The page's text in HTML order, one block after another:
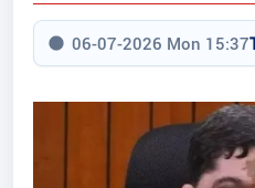
06-07-2026 Mon 15:37